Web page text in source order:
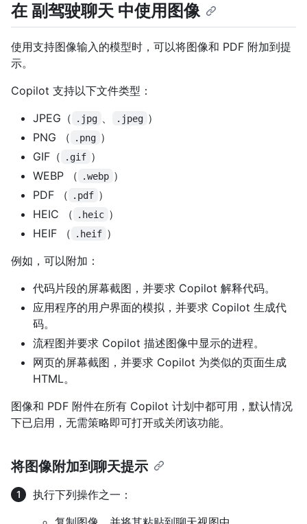
在 副驾驶聊天 中使用图像
使用支持图像输入的模型时，可以将图像和 PDF 附加到提
示。
Copilot 支持以下文件类型：
JPEG（
.jpg .jpeg ）
PNG （
.png ）
GIF（
.gif ）
WEBP （
.webp ）
PDF （
.pdf ）
HEIC （
.heic ）
HEIF （
.heif ）
例如，可以附加：
代码片段的屏幕截图，并要求 Copilot 解释代码。
应用程序的用户界面的模拟，并要求 Copilot 生成代
码。
流程图并要求 Copilot 描述图像中显示的进程。
网页的屏幕截图，并要求 Copilot 为类似的页面生成
HTML。
图像和 PDF 附件在所有 Copilot 计划中都可用，默认情况
下已启用，无需策略即可打开或关闭该功能。
将图像附加到聊天提示
执行下列操作之一：